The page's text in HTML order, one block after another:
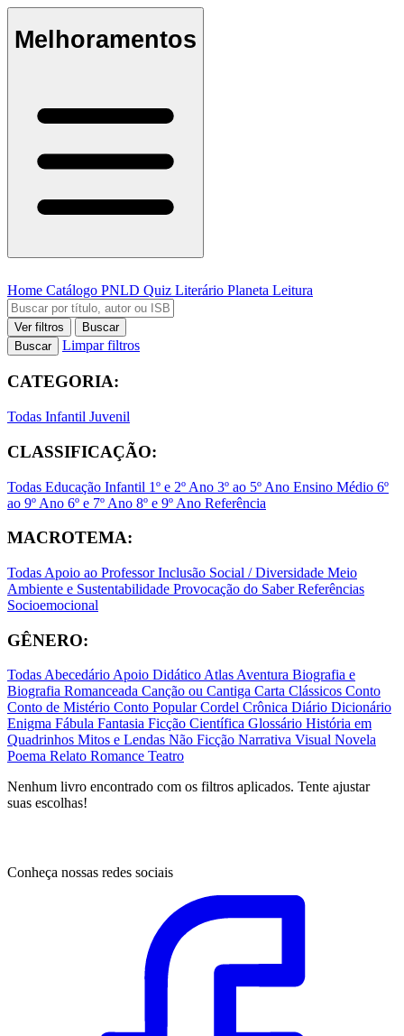
Melhoramentos
Home Catálogo PNLD Quiz Literário Planeta Leitura
Ver filtros
Buscar
Buscar
Limpar filtros
CATEGORIA:
Todas Infantil Juvenil
CLASSIFICAÇÃO:
Todas Educação Infantil 1º e 2º Ano 3º ao 5º Ano Ensino Médio 6º
ao 9º Ano 6º e 7º Ano 8º e 9º Ano Referência
MACROTEMA:
Todas Apoio ao ProfessorInclusão Social / Diversidade Meio
Ambiente e Sustentabilidade Provocação do SaberReferências
Socioemocional
GÊNERO:
TodasAbecedárioApoio DidáticoAtlasAventura Biografia e
Biografia Romanceada Canção ou Cantiga Carta Clássicos Conto
Conto de Mistério Conto PopularCordel Crônica Diário Dicionário
Enigma Fábula Fantasia Ficção Científica Glossário História em
Quadrinhos Mitos e Lendas Não Ficção Narrativa Visual Novela
Poema Relato Romance Teatro
Nenhum livro encontrado com os filtros aplicados. Tente ajustar
suas escolhas!
Conheça nossas redes sociais